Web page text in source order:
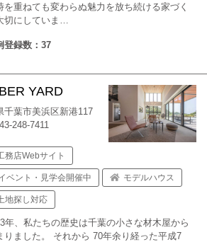
を重ねても変わらぬ魅力を放ち続ける家づく
切にしていま…
登録数：37
YARD
千葉市美浜区新港117
248-7411
務店Webサイト
ベント・見学会開催中 モデルハウス
地探し対応
年、私たちの歴史は千葉の小さな材木屋から
りました。 それから 70年余り経った平成7